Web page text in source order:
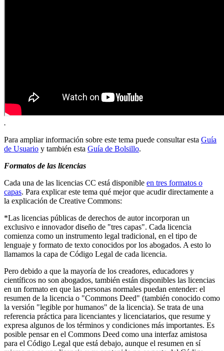
.
Para ampliar información sobre este tema puede consultar esta Guía
de Usuario y también esta Guía de Bolsillo.
Formatos de las licencias
Cada una de las licencias CC está disponible en tres formatos o
capas. Para explicar este tema qué mejor que acudir directamente a
la explicación de Creative Commons:
*Las licencias públicas de derechos de autor incorporan un
exclusivo e innovador diseño de "tres capas". Cada licencia
comienza como un instrumento legal tradicional, en el tipo de
lenguaje y formato de texto conocidos por los abogados. A esto lo
llamamos la capa de Código Legal de cada licencia.
Pero debido a que la mayoría de los creadores, educadores y
científicos no son abogados, también están disponibles las licencias
en un formato en que las personas normales puedan entender: el
resumen de la licencia o "Commons Deed" (también conocido como
la versión "legible por humanos" de la licencia). Se trata de una
referencia práctica para licenciantes y licenciatarios, que resume y
expresa algunos de los términos y condiciones más importantes. Es
posible pensar en el Commons Deed como una interfaz amistosa
para el Código Legal que está debajo, aunque el resumen en sí